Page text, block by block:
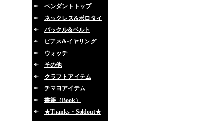
ペンダントトップ
ネックレス&ボロタイ
バックル&ベルト
ピアス&イヤリング
ウォッチ
その他
クラフトアイテム
チマヨアイテム
書籍（Book）
★Thanks・Soldout★